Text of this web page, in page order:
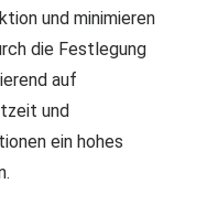
und minimieren
die Festlegung
auf
und
ein hohes